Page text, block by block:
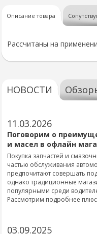
Описание товара
Рассчитаны на
НОВОСТИ
11.03.2026
Поговорим о
и масел в офлайн
Покупка запчастей и
частью обслуживания
предпочитают совершать
однако традиционные
популярными среди
Рассмотрим подробнее
03.09.2025